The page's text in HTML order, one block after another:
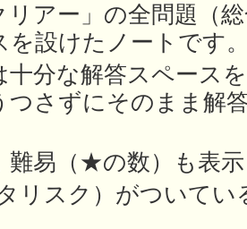
リアー」の全問題（
を設けたノートです
十分な解答スペース
つさずにそのまま解
難易（★の数）も表
リスク）がついてい